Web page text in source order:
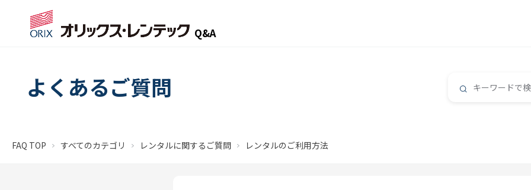
Q&A
よくあるご質問
FAQ TOP すべてのカテゴリ レンタルに関するご質問 レンタルのご利用方法